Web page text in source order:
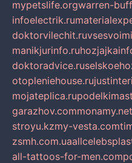
mypetslife.orgwarren-
infoelectrik.ru
doktorvilechit.ru
manikjurinfo.ru
doktoradvice.ru
otopleniehouse.ru
mojateplica.ru
garazhov.commonamy.net
stroyu.kzmy-vesta.com
zsmh.com.ua
all-tattoos-for-men.com